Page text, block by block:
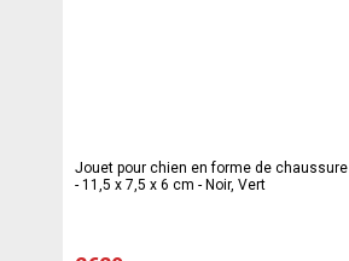
Jouet pour chien en forme de chaussure
- 11,5 x 7,5 x 6 cm - Noir, Vert